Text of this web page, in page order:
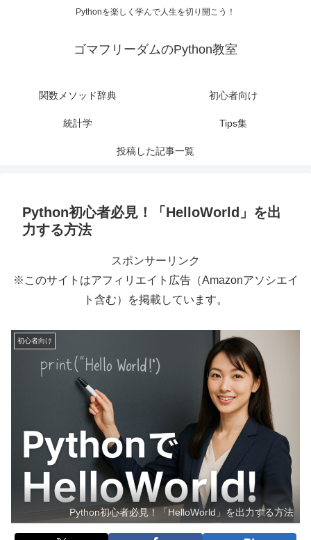
Pythonを楽しく学んで人生を切り開こう！
ゴマフリーダムのPython教室
関数メソッド辞典 初心者向け
統計学 Tips集
投稿した記事一覧
Python初心者必見！「HelloWorld」を出
力する方法
スポンサーリンク
※このサイトはアフィリエイト広告（Amazonアソシエイ
ト含む）を掲載しています。
初心者向け
Python初心者必見！「HelloWorld」を出力する方法